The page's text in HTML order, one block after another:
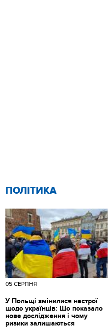
ПОЛІТИКА
05 СЕРПНЯ
У Польщі змінилися настрої
щодо українців: Що показало
нове дослідження і чому
ризики залишаються